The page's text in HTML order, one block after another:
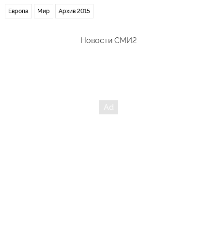
Европа Мир Архив 2015
Новости СМИ2